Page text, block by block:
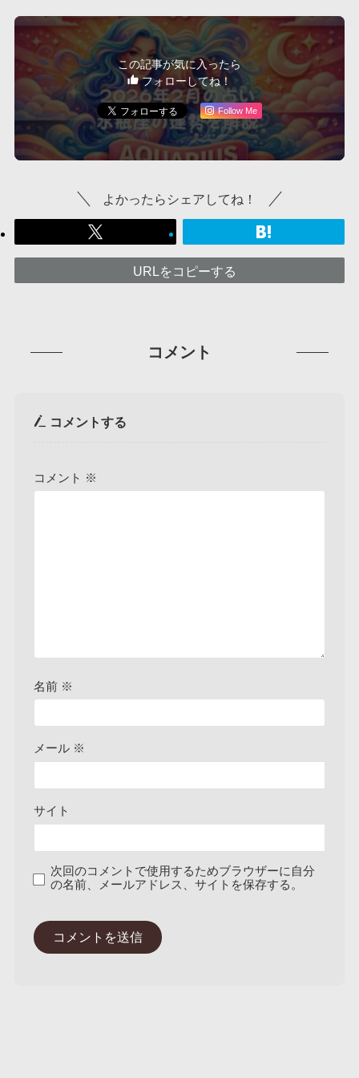
この記事が気に入ったら
フォローしてね！
Follow Me
よかったらシェアしてね！
URLをコピーする
コメント
コメントする
コメント ※
名前 ※
メール ※
サイト
次回のコメントで使用するためブラウザーに自分
の名前、メールアドレス、サイトを保存する。